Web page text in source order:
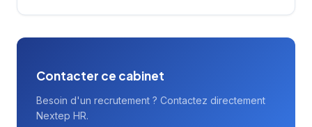
Contacter ce cabinet
Besoin d'un recrutement ? Contactez directement
Nextep HR.